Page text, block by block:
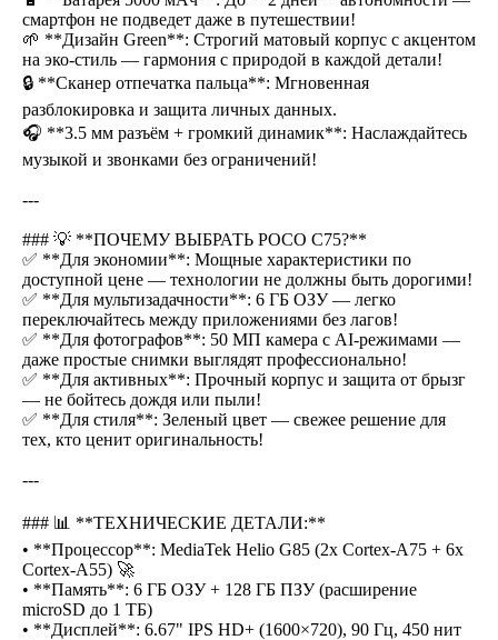
смартфон не подведет даже в путешествии!
🌱 **Дизайн Green**: Строгий матовый корпус с акцентом
на эко-стиль — гармония с природой в каждой детали!
🔒 **Сканер отпечатка пальца**: Мгновенная
разблокировка и защита личных данных.
🎧 **3.5 мм разъём + громкий динамик**: Наслаждайтесь
музыкой и звонками без ограничений!
---
### 💡 **ПОЧЕМУ ВЫБРАТЬ POCO C75?**
✅ **Для экономии**: Мощные характеристики по
доступной цене — технологии не должны быть дорогими!
✅ **Для мультизадачности**: 6 ГБ ОЗУ — легко
переключайтесь между приложениями без лагов!
✅ **Для фотографов**: 50 МП камера с AI-режимами —
даже простые снимки выглядят профессионально!
✅ **Для активных**: Прочный корпус и защита от брызг
— не бойтесь дождя или пыли!
✅ **Для стиля**: Зеленый цвет — свежее решение для
тех, кто ценит оригинальность!
---
### 📊 **ТЕХНИЧЕСКИЕ ДЕТАЛИ:**
• **Процессор**: MediaTek Helio G85 (2x Cortex-A75 + 6x
Cortex-A55) 🚀
• **Память**: 6 ГБ ОЗУ + 128 ГБ ПЗУ (расширение
microSD до 1 ТБ)
• **Дисплей**: 6.67" IPS HD+ (1600×720), 90 Гц, 450 нит